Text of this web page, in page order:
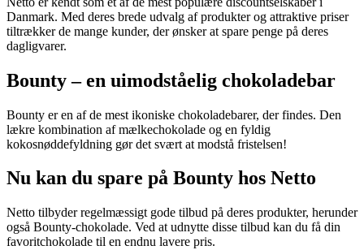
Danmark. Med deres brede udvalg af produkter og attraktive priser
tiltrækker de mange kunder, der ønsker at spare penge på deres
dagligvarer.
Bounty – en uimodståelig chokoladebar
Bounty er en af de mest ikoniske chokoladebarer, der findes. Den
lækre kombination af mælkechokolade og en fyldig
kokosnøddefyldning gør det svært at modstå fristelsen!
Nu kan du spare på Bounty hos Netto
Netto tilbyder regelmæssigt gode tilbud på deres produkter, herunder
også Bounty-chokolade. Ved at udnytte disse tilbud kan du få din
favoritchokolade til en endnu lavere pris.